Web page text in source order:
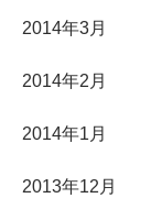
2014年3月
2014年2月
2014年1月
2013年12月